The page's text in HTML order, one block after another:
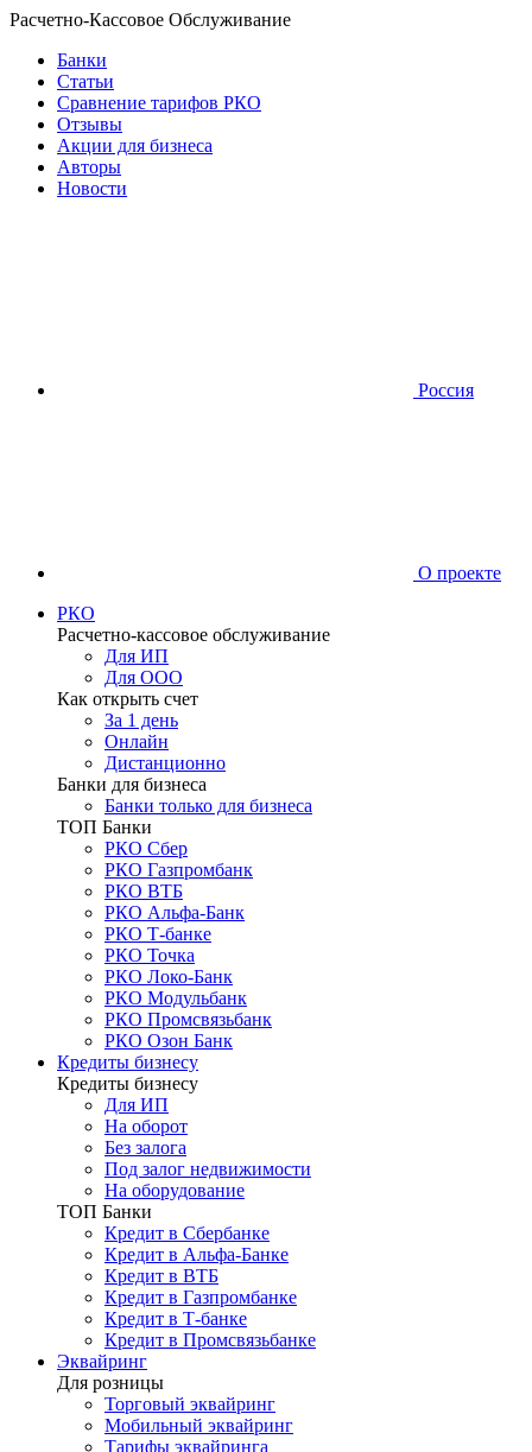
Расчетно-Кассовое Обслуживание
Банки
Статьи
Сравнение тарифов РКО
Отзывы
Акции для бизнеса
Авторы
Новости
Россия
О проекте
РКО
Расчетно-кассовое обслуживание
Для ИП
Для ООО
Как открыть счет
За 1 день
Онлайн
Дистанционно
Банки для бизнеса
Банки только для бизнеса
ТОП Банки
РКО Сбер
РКО Газпромбанк
РКО ВТБ
РКО Альфа-Банк
РКО Т-банке
РКО Точка
РКО Локо-Банк
РКО Модульбанк
РКО Промсвязьбанк
РКО Озон Банк
Кредиты бизнесу
Кредиты бизнесу
Для ИП
На оборот
Без залога
Под залог недвижимости
На оборудование
ТОП Банки
Кредит в Сбербанке
Кредит в Альфа-Банке
Кредит в ВТБ
Кредит в Газпромбанке
Кредит в Т-банке
Кредит в Промсвязьбанке
Эквайринг
Для розницы
Торговый эквайринг
Мобильный эквайринг
Тарифы эквайринга